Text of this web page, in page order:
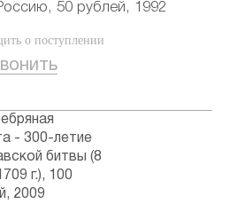
50 рублей, 1992
о поступлении